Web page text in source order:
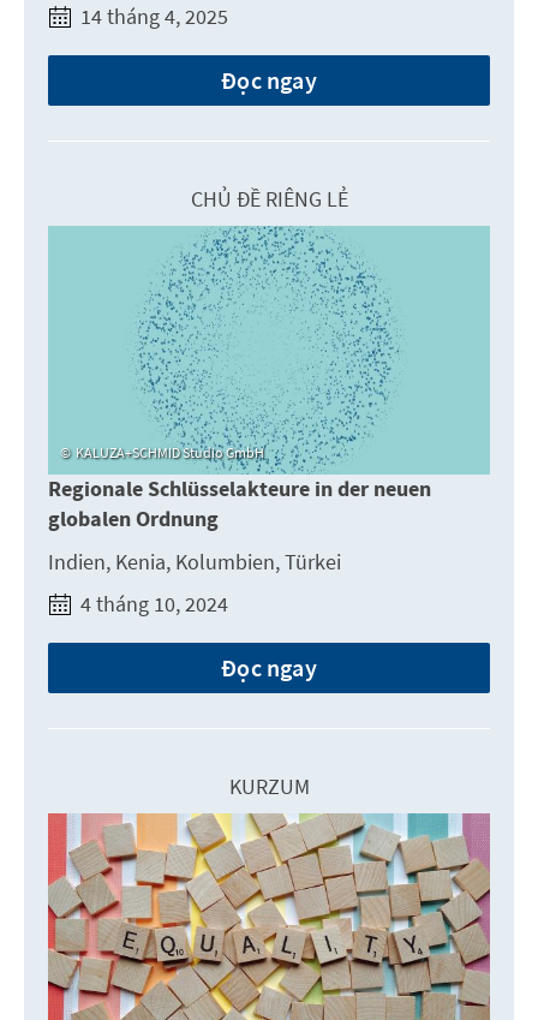
14 tháng 4, 2025
Đọc ngay
CHỦ ĐỀ RIÊNG LẺ
KALUZA+SCHMID Studio GmbH
Regionale Schlüsselakteure in der neuen
globalen Ordnung
Indien, Kenia, Kolumbien, Türkei
4 tháng 10, 2024
Đọc ngay
KURZUM